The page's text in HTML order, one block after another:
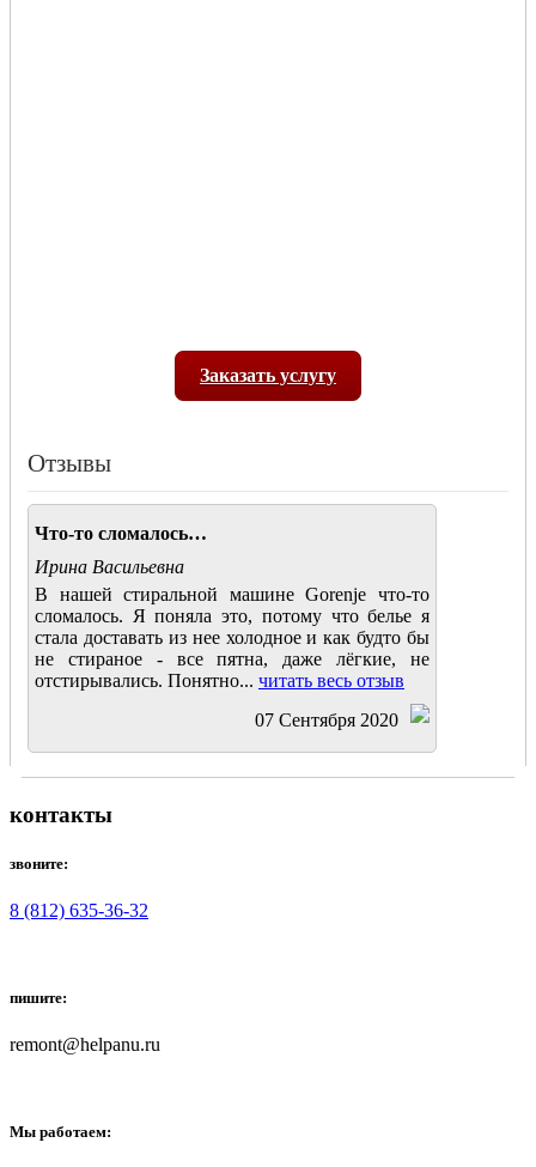
Заказать услугу
Отзывы
Что-то сломалось…
Ирина Васильевна
В нашей стиральной машине Gorenje что-то
сломалось. Я поняла это, потому что белье я
стала доставать из нее холодное и как будто бы
не стираное - все пятна, даже лёгкие, не
отстирывались. Понятно... читать весь отзыв
07 Сентября 2020
контакты
звоните:
8 (812) 635-36-32
пишите:
remont@helpanu.ru
Мы работаем: